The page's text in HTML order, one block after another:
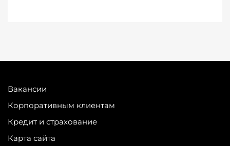
Вакансии
Корпоративным клиентам
Кредит и страхование
Карта сайта